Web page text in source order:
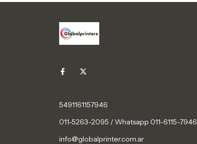
5491161157946
011-5263-2095 / Whatsapp 011-6115-7946
info@globalprinter.com.ar